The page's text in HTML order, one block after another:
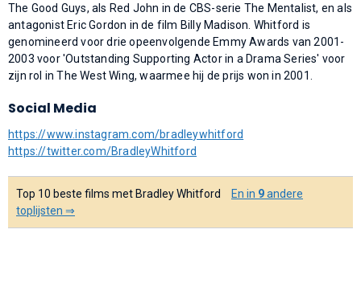
The Good Guys, als Red John in de CBS-serie The Mentalist, en als
antagonist Eric Gordon in de film Billy Madison. Whitford is
genomineerd voor drie opeenvolgende Emmy Awards van 2001-
2003 voor 'Outstanding Supporting Actor in a Drama Series' voor
zijn rol in The West Wing, waarmee hij de prijs won in 2001.
Social Media
https://www.instagram.com/bradleywhitford
https://twitter.com/BradleyWhitford
Top 10 beste films met Bradley Whitford En in 9andere
toplijsten ⇒